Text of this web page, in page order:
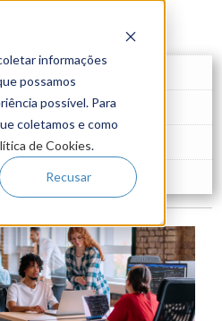
informações
possamos
possível. Para
coletamos e como
de Cookies.
Recusar